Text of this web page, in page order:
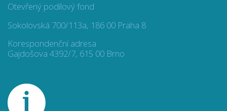
Otevřený podílový fond
Sokolovská 700/113a, 186 00 Praha 8
Korespondenční adresa
Gajdošova 4392/7, 615 00 Brno